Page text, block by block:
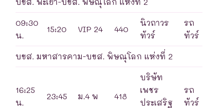
09:30
น.
15:20 VIP 24 440
นิวถาวร
ทัวร์
รถ
ทัวร์
บขส. มหาสารคาม-บขส. พิษณุโลก แห่งที่ 2
16:25
น.
23:45 ม.4 พ 418
บริษัท
เพชร
ประเสริฐ
รถ
ทัวร์